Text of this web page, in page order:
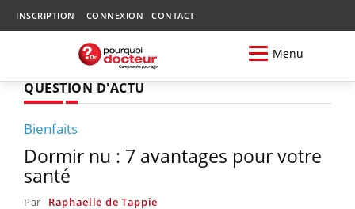
INSCRIPTION CONNEXION CONTACT
Menu
QUESTION D'ACTU
Bienfaits
Dormir nu : 7 avantages pour votre
santé
Par Raphaëlle de Tappie